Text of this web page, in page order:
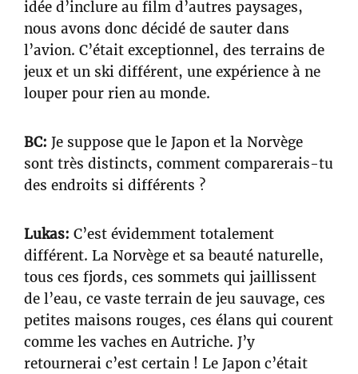
idée d’inclure au film d’autres paysages,
nous avons donc décidé de sauter dans
l’avion. C’était exceptionnel, des terrains de
jeux et un ski différent, une expérience à ne
louper pour rien au monde.
BC: Je suppose que le Japon et la Norvège
sont très distincts, comment comparerais-tu
des endroits si différents ?
Lukas: C’est évidemment totalement
différent. La Norvège et sa beauté naturelle,
tous ces fjords, ces sommets qui jaillissent
de l’eau, ce vaste terrain de jeu sauvage, ces
petites maisons rouges, ces élans qui courent
comme les vaches en Autriche. J’y
retournerai c’est certain ! Le Japon c’était